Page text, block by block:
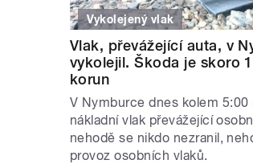
Vykolejený vlak
Vlak, převážející auta, v
vykolejil. Škoda je skoro
korun
V Nymburce dnes kolem 5:00
nákladní vlak převážející
nehodě se nikdo nezranil,
provoz osobních vlaků.